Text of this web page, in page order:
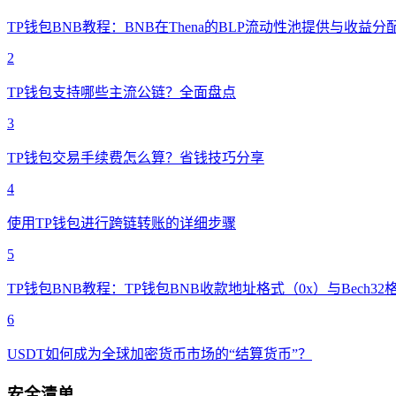
TP钱包BNB教程：BNB在Thena的BLP流动性池提供与收益分
2
TP钱包支持哪些主流公链？全面盘点
3
TP钱包交易手续费怎么算？省钱技巧分享
4
使用TP钱包进行跨链转账的详细步骤
5
TP钱包BNB教程：TP钱包BNB收款地址格式（0x）与Bech32
6
USDT如何成为全球加密货币市场的“结算货币”？